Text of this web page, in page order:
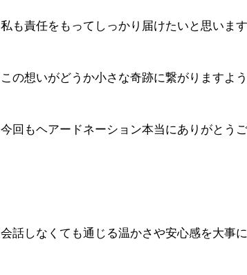
私も責任をもってしっかり届けたいと思います
この想いがどうか小さな奇跡に繋がりますよう
今回もヘアードネーション本当にありがとう
会話しなくても通じる温かさや安心感を大事